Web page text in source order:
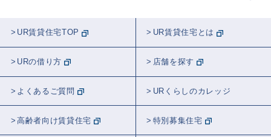
UR賃貸住宅TOP UR賃貸住宅とは
URの借り方 店舗を探す
よくあるご質問 URくらしのカレッジ
高齢者向け賃貸住宅 特別募集住宅